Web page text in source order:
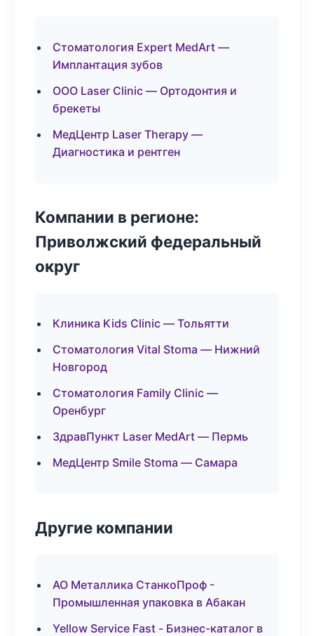
Стоматология Expert MedArt —
Имплантация зубов
ООО Laser Clinic — Ортодонтия и
брекеты
МедЦентр Laser Therapy —
Диагностика и рентген
Компании в регионе:
Приволжский федеральный
округ
Клиника Kids Clinic — Тольятти
Стоматология Vital Stoma — Нижний
Новгород
Стоматология Family Clinic —
Оренбург
ЗдравПункт Laser MedArt — Пермь
МедЦентр Smile Stoma — Самара
Другие компании
АО Металлика СтанкоПроф -
Промышленная упаковка в Абакан
Yellow Service Fast - Бизнес-каталог в